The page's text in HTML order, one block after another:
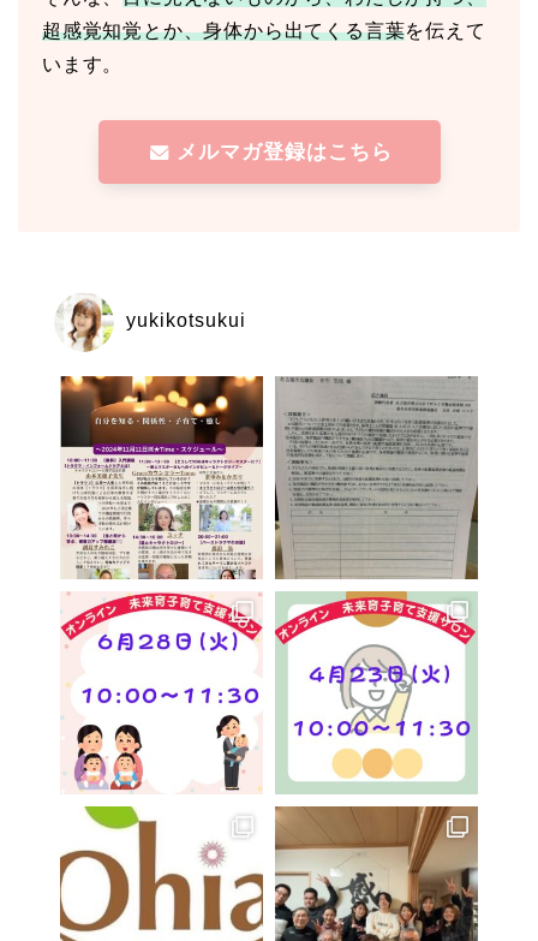
超感覚知覚とか、身体から出てくる言葉を伝えて
います。
メルマガ登録はこちら
yukikotsukui